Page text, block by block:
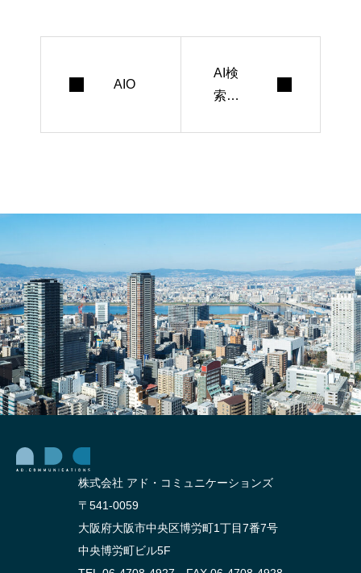
AIO
AI検
索最
株式会社 アド・コミュニケーションズ
〒541-0059
大阪府大阪市中央区博労町1丁目7番7号
中央博労町ビル5F